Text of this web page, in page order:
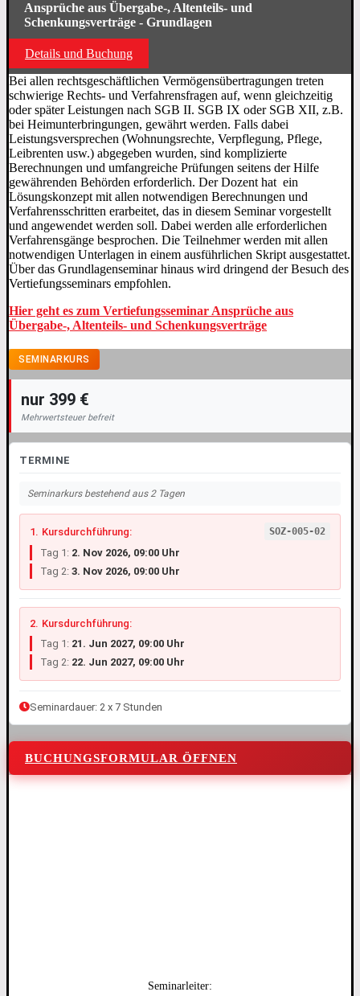
Ansprüche aus Übergabe-, Altenteils- und
Schenkungsverträge - Grundlagen
Details und Buchung
Bei allen rechtsgeschäftlichen Vermögensübertragungen treten
schwierige Rechts- und Verfahrensfragen auf, wenn gleichzeitig
oder später Leistungen nach SGB II. SGB IX oder SGB XII, z.B.
bei Heimunterbringungen, gewährt werden. Falls dabei
Leistungsversprechen (Wohnungsrechte, Verpflegung, Pflege,
Leibrenten usw.) abgegeben wurden, sind komplizierte
Berechnungen und umfangreiche Prüfungen seitens der Hilfe
gewährenden Behörden erforderlich. Der Dozent hat ein
Lösungskonzept mit allen notwendigen Berechnungen und
Verfahrensschritten erarbeitet, das in diesem Seminar vorgestellt
und angewendet werden soll. Dabei werden alle erforderlichen
Verfahrensgänge besprochen. Die Teilnehmer werden mit allen
notwendigen Unterlagen in einem ausführlichen Skript ausgestattet.
Über das Grundlagenseminar hinaus wird dringend der Besuch des
Vertiefungsseminars empfohlen.
Hier geht es zum Vertiefungsseminar Ansprüche aus
Übergabe-, Altenteils- und Schenkungsverträge
SEMINARKURS
nur 399 €
Mehrwertsteuer befreit
TERMINE
Seminarkurs bestehend aus 2 Tagen
1. Kursdurchführung: SOZ-005-02
Tag 1: 2. Nov 2026, 09:00 Uhr
Tag 2: 3. Nov 2026, 09:00 Uhr
2. Kursdurchführung:
Tag 1: 21. Jun 2027, 09:00 Uhr
Tag 2: 22. Jun 2027, 09:00 Uhr
Seminardauer: 2 x 7 Stunden
BUCHUNGSFORMULAR ÖFFNEN
Seminarleiter: